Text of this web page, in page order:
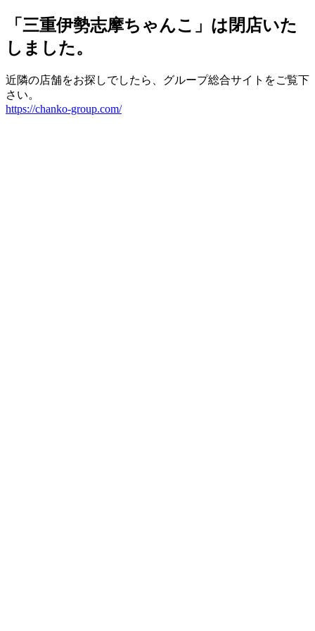
「三重伊勢志摩ちゃんこ」は閉店いた
しました。
近隣の店舗をお探しでしたら、グループ総合サイトをご覧下
さい。
https://chanko-group.com/